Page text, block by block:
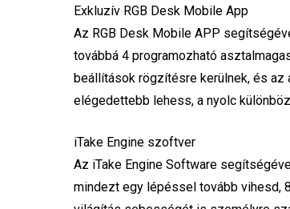
Exkluzív RGB Desk Mobile App
Az RGB Desk Mobile APP
továbbá 4 programozható
beállítások rögzítésre kerülnek, és
elégedettebb lehess, a nyolc
iTake Engine szoftver
Az iTake Engine Software
mindezt egy lépéssel tovább vihesd,